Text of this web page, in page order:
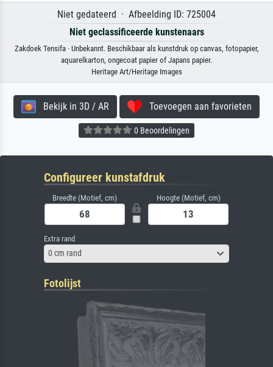
Niet gedateerd · Afbeelding ID: 725004
Niet geclassificeerde kunstenaars
Zakdoek Tensifa · Unbekannt. Beschikbaar als kunstdruk op canvas, fotopapier,
aquarelkarton, ongecoat papier of Japans papier.
Heritage Art/Heritage Images
Bekijk in 3D / AR Toevoegen aan favorieten
0 Beoordelingen
Configureer kunstafdruk
Breedte (Motief, cm) Hoogte (Motief, cm)
Extra rand
0 cm rand
Fotolijst